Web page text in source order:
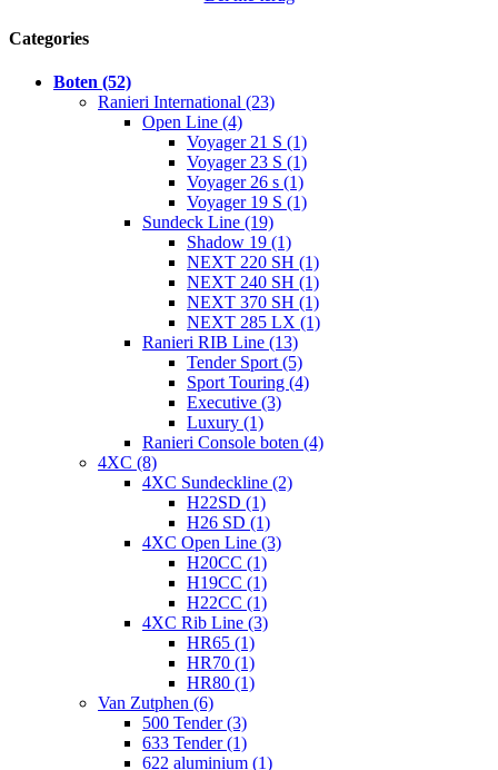
Categories
Boten (52)
Ranieri International (23)
Open Line (4)
Voyager 21 S (1)
Voyager 23 S (1)
Voyager 26 s (1)
Voyager 19 S (1)
Sundeck Line (19)
Shadow 19 (1)
NEXT 220 SH (1)
NEXT 240 SH (1)
NEXT 370 SH (1)
NEXT 285 LX (1)
Ranieri RIB Line (13)
Tender Sport (5)
Sport Touring (4)
Executive (3)
Luxury (1)
Ranieri Console boten (4)
4XC (8)
4XC Sundeckline (2)
H22SD (1)
H26 SD (1)
4XC Open Line (3)
H20CC (1)
H19CC (1)
H22CC (1)
4XC Rib Line (3)
HR65 (1)
HR70 (1)
HR80 (1)
Van Zutphen (6)
500 Tender (3)
633 Tender (1)
622 aluminium (1)